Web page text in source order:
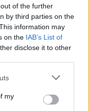
of the further
by third parties on the
information may
on the IAB’s List of
disclose it to other
one or more Google
You may click to
third-party tags to
myvs